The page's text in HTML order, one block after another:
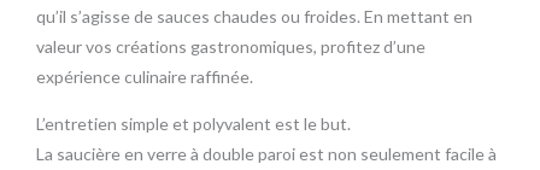
qu’il s’agisse de sauces chaudes ou froides. En mettant en
valeur vos créations gastronomiques, profitez d’une
expérience culinaire raffinée.
L’entretien simple et polyvalent est le but.
La saucière en verre à double paroi est non seulement facile à